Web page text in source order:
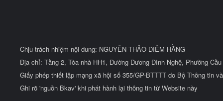
Chịu trách nhiệm nội dung: NGUYỄN THẢO DIỄM HẰNG
Địa chỉ: Tầng 2, Tòa nhà HH1, Đường Dương Đình Nghệ, Phường
Giấy phép thiết lập mạng xã hội số 355/GP-BTTTT do Bộ Thông tin
Ghi rõ 'nguồn Bkav' khi phát hành lại thông tin từ Website này